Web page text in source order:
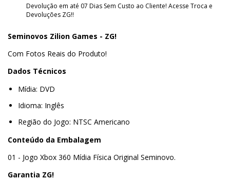
Devolução em até 07 Dias Sem Custo ao Cliente! Acesse Troca e
Devoluções ZG!!
Seminovos Zilion Games - ZG!
Com Fotos Reais do Produto!
Dados Técnicos
Mídia: DVD
Idioma: Inglês
Região do Jogo: NTSC Americano
Conteúdo da Embalagem
01 - Jogo Xbox 360 Mídia Física Original Seminovo.
Garantia ZG!